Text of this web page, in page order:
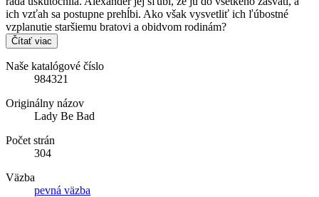
ich vzťah sa postupne prehĺbi. Ako však vysvetliť ich ľúbostné
vzplanutie staršiemu bratovi a obidvom rodinám?
Čítať viac
Naše katalógové číslo
984321
Originálny názov
Lady Be Bad
Počet strán
304
Väzba
pevná väzba